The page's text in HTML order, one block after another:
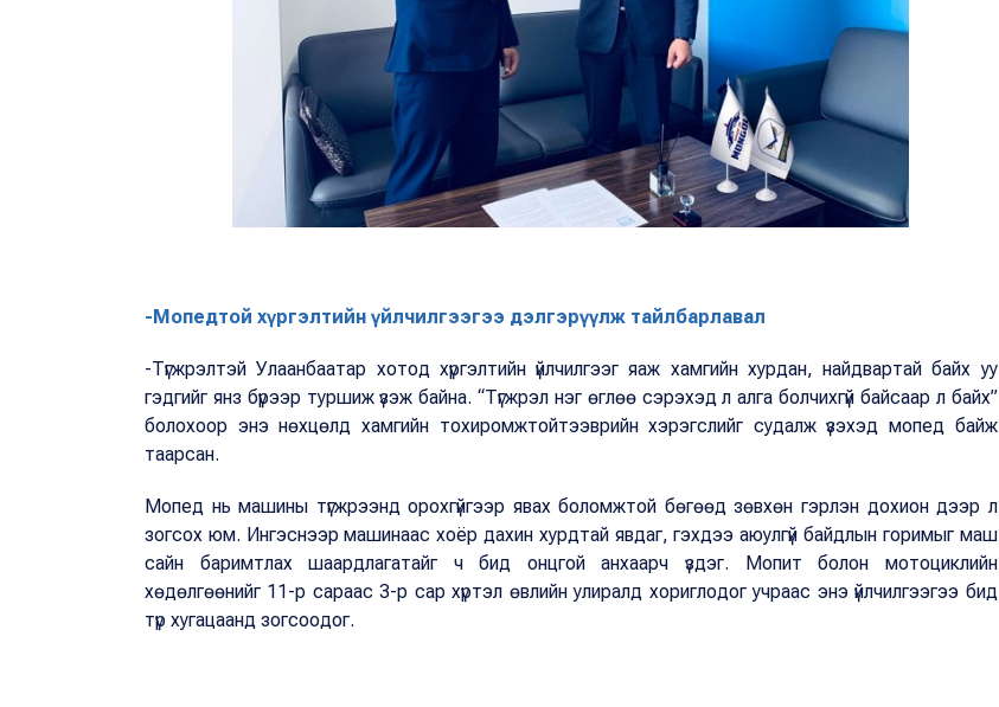
-Мопедтой хүргэлтийн үйлчилгээгээ дэлгэрүүлж тайлбарлавал
-Түгжрэлтэй Улаанбаатар хотод хүргэлтийн үйлчилгээг яаж хамгийн хурдан, найдвартай байх уу
гэдгийг янз бүрээр туршиж үзэж байна. “Түгжрэл нэг өглөө сэрэхэд л алга болчихгүй байсаар л байх”
болохоор энэ нөхцөлд хамгийн тохиромжтойтээврийн хэрэгслийг судалж үзэхэд мопед байж
таарсан.
Мопед нь машины түгжрээнд орохгүйгээр явах боломжтой бөгөөд зөвхөн гэрлэн дохион дээр л
зогсох юм. Ингэснээр машинаас хоёр дахин хурдтай явдаг, гэхдээ аюулгүй байдлын горимыг маш
сайн баримтлах шаардлагатайг ч бид онцгой анхаарч үздэг. Мопит болон мотоциклийн
хөдөлгөөнийг 11-р сараас 3-р сар хүртэл өвлийн улиралд хориглодог учраас энэ үйлчилгээгээ бид
түр хугацаанд зогсоодог.